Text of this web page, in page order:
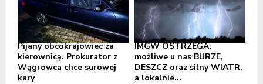
Pijany obcokrajowiec za
kierownicą. Prokurator z
Wągrowca chce surowej
kary
IMGW OSTRZEGA:
możliwe u nas BURZE,
DESZCZ oraz silny WIATR,
a lokalnie...